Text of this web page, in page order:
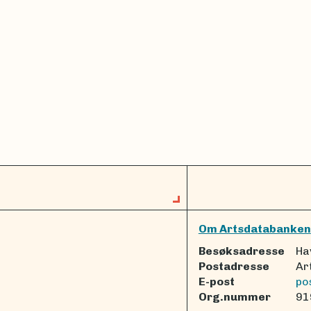
Om Artsdatabanken
Besøksadresse
Postadresse
E-post
Org.nummer